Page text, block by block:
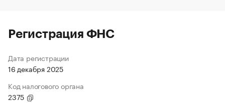
Регистрация ФНС
Дата регистрации
16 декабря 2025
Код налогового органа
2375